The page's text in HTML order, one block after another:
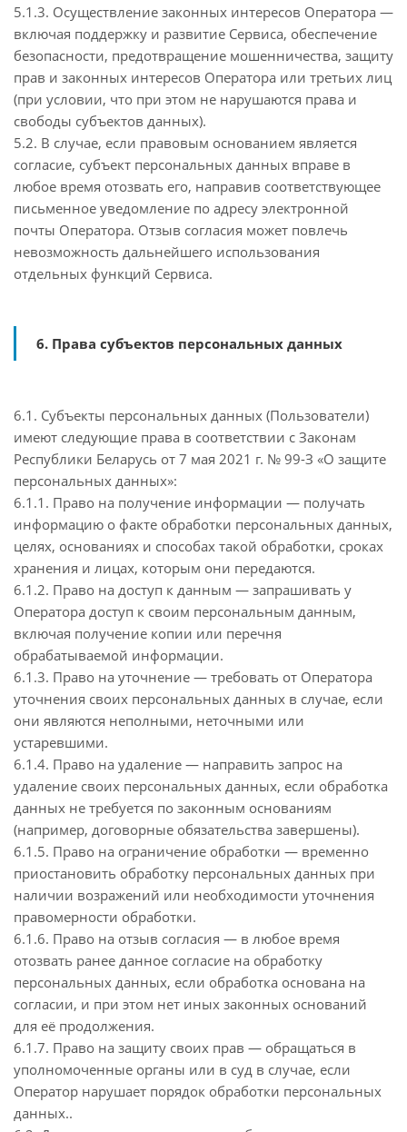
5.1.3. Осуществление законных интересов Оператора —
включая поддержку и развитие Сервиса, обеспечение
безопасности, предотвращение мошенничества, защиту
прав и законных интересов Оператора или третьих лиц
(при условии, что при этом не нарушаются права и
свободы субъектов данных).
5.2. В случае, если правовым основанием является
согласие, субъект персональных данных вправе в
любое время отозвать его, направив соответствующее
письменное уведомление по адресу электронной
почты Оператора. Отзыв согласия может повлечь
невозможность дальнейшего использования
отдельных функций Сервиса.
6. Права субъектов персональных данных
6.1. Субъекты персональных данных (Пользователи)
имеют следующие права в соответствии с Законам
Республики Беларусь от 7 мая 2021 г. № 99-З «О защите
персональных данных»:
6.1.1. Право на получение информации — получать
информацию о факте обработки персональных данных,
целях, основаниях и способах такой обработки, сроках
хранения и лицах, которым они передаются.
6.1.2. Право на доступ к данным — запрашивать у
Оператора доступ к своим персональным данным,
включая получение копии или перечня
обрабатываемой информации.
6.1.3. Право на уточнение — требовать от Оператора
уточнения своих персональных данных в случае, если
они являются неполными, неточными или
устаревшими.
6.1.4. Право на удаление — направить запрос на
удаление своих персональных данных, если обработка
данных не требуется по законным основаниям
(например, договорные обязательства завершены).
6.1.5. Право на ограничение обработки — временно
приостановить обработку персональных данных при
наличии возражений или необходимости уточнения
правомерности обработки.
6.1.6. Право на отзыв согласия — в любое время
отозвать ранее данное согласие на обработку
персональных данных, если обработка основана на
согласии, и при этом нет иных законных оснований
для её продолжения.
6.1.7. Право на защиту своих прав — обращаться в
уполномоченные органы или в суд в случае, если
Оператор нарушает порядок обработки персональных
данных..